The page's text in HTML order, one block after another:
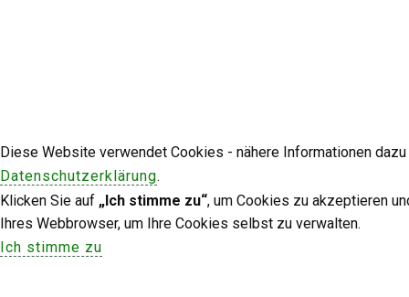
Diese Website verwendet Cookies - nähere Informationen
Datenschutzerklärung.
Klicken Sie auf „Ich stimme zu“, um Cookies zu akzeptieren
Ihres Webbrowser, um Ihre Cookies selbst zu verwalten.
Ich stimme zu